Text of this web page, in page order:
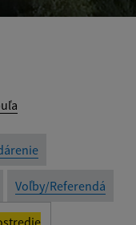
Voľby/Referendá